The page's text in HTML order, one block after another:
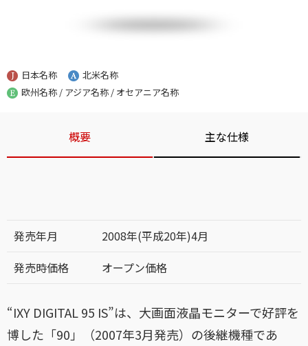
日本名称
北米名称
欧州名称 / アジア名称 / オセアニア名称
概要 主な仕様
発売年月
2008年(平成20年)4月
発売時価格
オープン価格
“IXY DIGITAL 95 IS”は、大画面液晶モニターで好評を
博した「90」（2007年3月発売）の後継機種であ